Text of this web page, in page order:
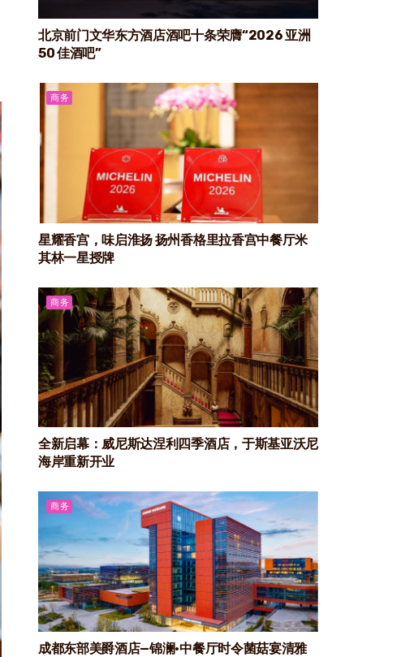
北京前门文华东方酒店酒吧十条荣膺“2026 亚洲
50 佳酒吧”
商务
星耀香宫，味启淮扬 扬州香格里拉香宫中餐厅米
其林一星授牌
商务
全新启幕：威尼斯达涅利四季酒店，于斯基亚沃尼
海岸重新开业
商务
成都东部美爵酒店—锦澜·中餐厅时令菌菇宴清雅